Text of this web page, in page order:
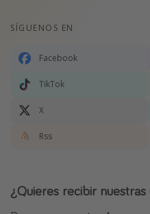
SÍGUENOS EN
Facebook
TikTok
X
Rss
¿Quieres recibir